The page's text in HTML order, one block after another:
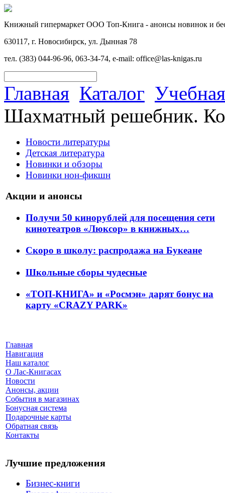
Книжный гипермаркет ООО Топ-Книга - анонсы новинок и
630117, г. Новосибирск, ул. Дынная 78
тел. (383) 044-96-96, 063-34-74, e-mail: office@las-knigas.ru
Главная Каталог
Шахматный решебник.
Новости литературы
Детская литература
Новинки и обзоры
Новинки нон-фикшн
Акции и анонсы
Получи 50 кинорублей для посещения сети
кинотеатров «Люксор» в книжных…
Скоро в школу: распродажа на Букеане
Школьные сборы чудесные
«ТОП-КНИГА» и «Росмэн» дарят бонус на
карту «CRAZY PARK»
Главная
Навигация
Наш каталог
О Лас-Книгасах
Новости
Анонсы, акции
События в магазинах
Бонусная система
Подарочные карты
Обратная связь
Контакты
Лучшие предложения
Бизнес-книги